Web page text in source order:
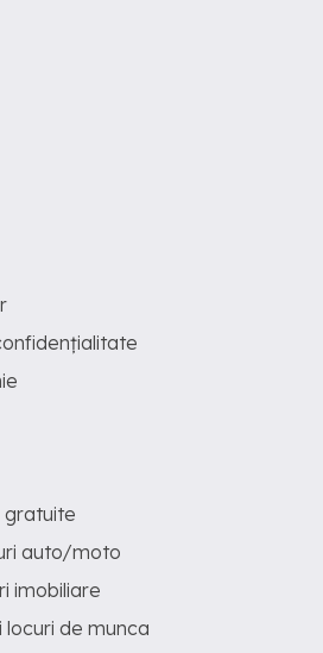
gratuite
auto/moto
imobiliare
locuri de munca